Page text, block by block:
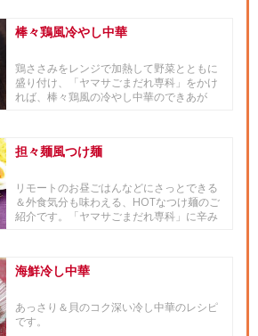
棒々鶏風冷やし中華
鶏ささみをレンジで加熱して野菜とともに
盛り付け、「ヤマサごまだれ専科」をかけ
れば、棒々鶏風の冷やし中華のできあが
担々麺風つけ麺
リモートのお昼ごはんなどにさっとできる
＆外食気分も味わえる、HOTなつけ麺のご
紹介です。「ヤマサごまだれ専科」に辛み
海鮮冷し中華
あっさり＆貝のコク深い冷し中華のレシピ
です。